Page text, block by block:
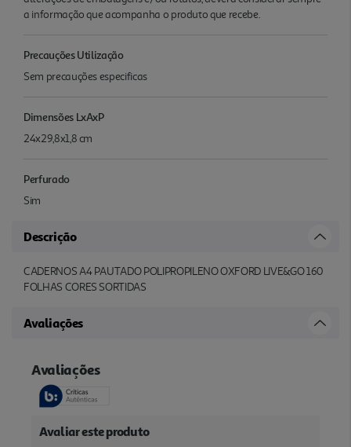
a informação que acompanha o produto que recebe.
Precauções Utilização
Sem precauções especificas
Dimensões LxAxP
24x29,8x1,8 cm
Perfurado
Sim
Descrição
CADERNOS A4 PAUTADO POLIPROPILENO OXFORD LIVE&GO 160
FOLHAS CORES SORTIDAS
Avaliações